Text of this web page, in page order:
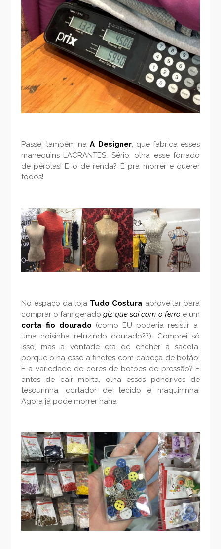
Passei também naA Designer, que fabrica esses
manequins LACRANTES. Sério, olha esse forrado
de pérolas! E o de renda? É pra morrer e querer
todos!
No espaço da loja Tudo Costura aproveitar para
comprar o famigerado giz que sai com o ferro e um
corta fio dourado (como EU poderia resistir a
uma coisinha reluzindo dourado??). Comprei só
isso, mas a vontade era de encher a sacola,
porque olha esse alfinetes com cabeça de botão!
E a variedade de cores de botões de pressão? E
antes de cair morta, olha esses pendrives de
tesourinha, cortador de tecido e maquininha!
Agora já pode morrer haha